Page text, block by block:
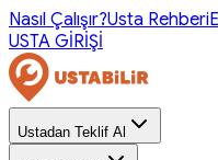
Nasıl Çalışır?Usta Rehberi
USTA GİRİŞİ
Ustadan Teklif Al